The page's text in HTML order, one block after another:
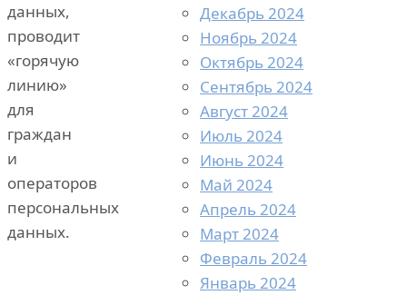
данных,
проводит
«горячую
линию»
для
граждан
и
операторов
персональных
данных.
Декабрь 2024
Ноябрь 2024
Октябрь 2024
Сентябрь 2024
Август 2024
Июль 2024
Июнь 2024
Май 2024
Апрель 2024
Март 2024
Февраль 2024
Январь 2024